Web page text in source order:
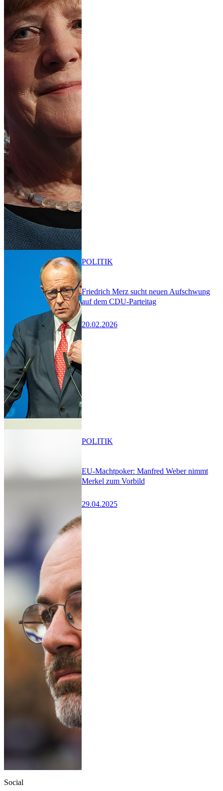
Friedrich Merz sucht neuen Aufschwung
auf dem CDU-Parteitag
20.02.2026
POLITIK
EU-Machtpoker: Manfred Weber nimmt
Merkel zum Vorbild
29.04.2025
POLITIK
Social